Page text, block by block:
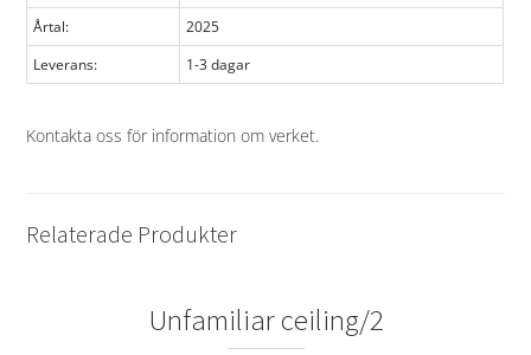
Årtal:
2025
Leverans:
1-3 dagar
Kontakta oss för information om verket.
Relaterade Produkter
Unfamiliar ceiling/2